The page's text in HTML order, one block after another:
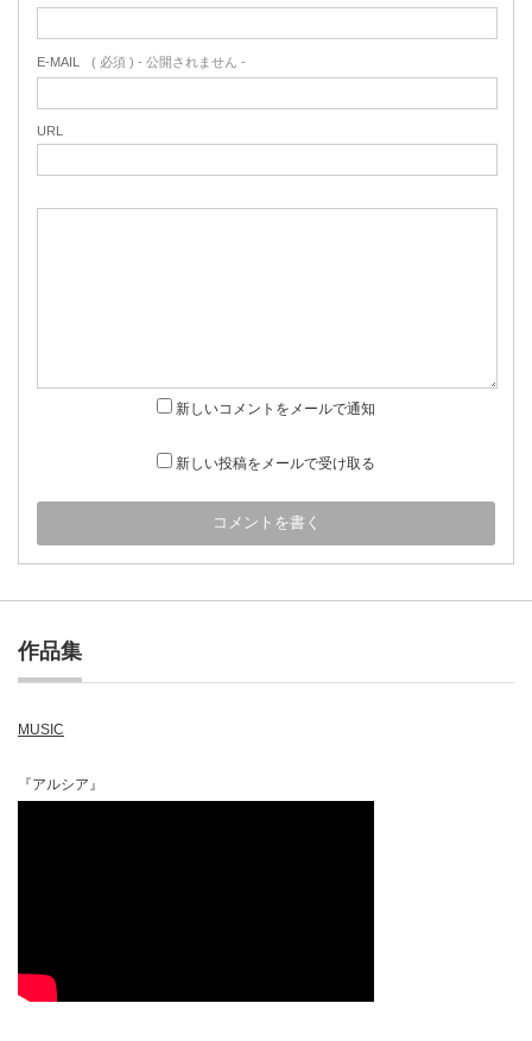
E-MAIL ( 必須 ) - 公開されません -
URL
新しいコメントをメールで通知
新しい投稿をメールで受け取る
作品集
MUSIC
『アルシア』